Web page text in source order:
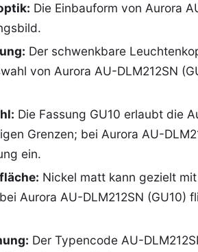
Die Einbauform von Aurora
Der schwenkbare
von Aurora AU-DLM212SN
Die Fassung GU10 erlaubt die
Grenzen; bei Aurora AU-
ein.
Nickel matt kann gezielt
Aurora AU-DLM212SN
Der Typencode AU-